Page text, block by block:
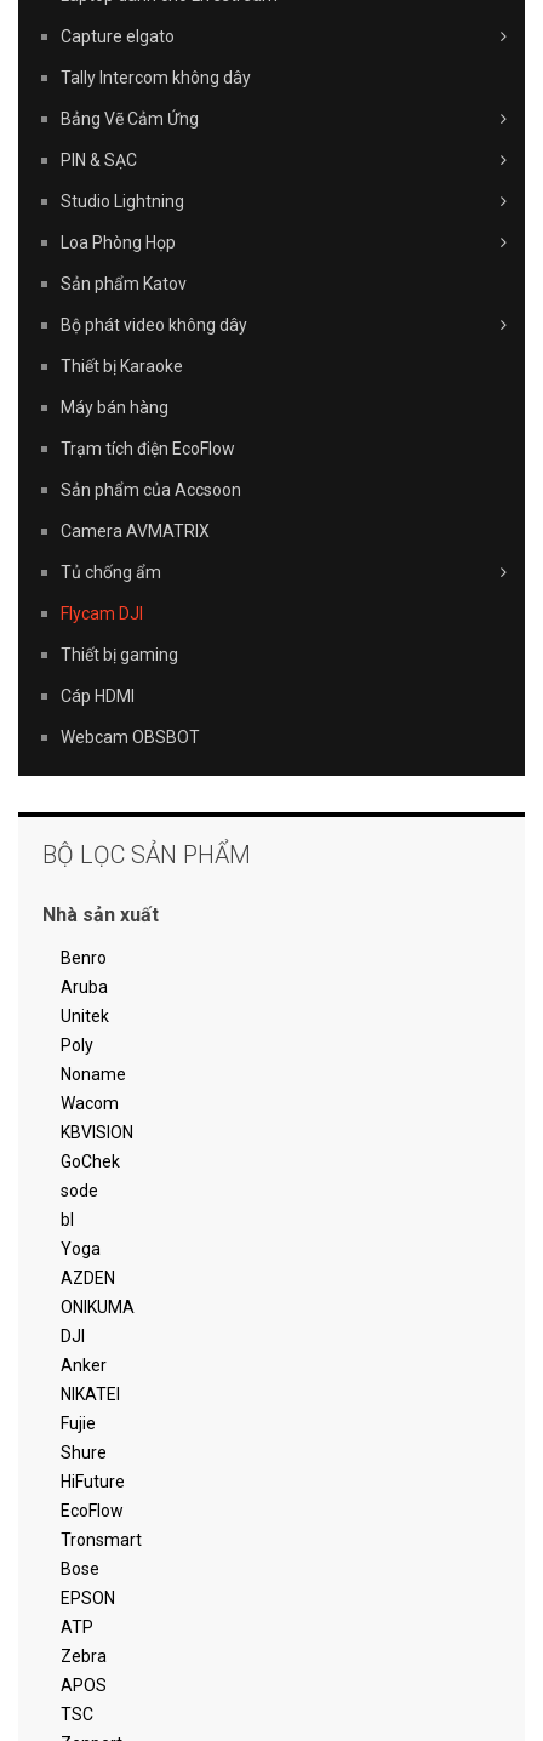
Capture elgato
Tally Intercom không dây
Bảng Vẽ Cảm Ứng
PIN & SẠC
Studio Lightning
Loa Phòng Họp
Sản phẩm Katov
Bộ phát video không dây
Thiết bị Karaoke
Máy bán hàng
Trạm tích điện EcoFlow
Sản phẩm của Accsoon
Camera AVMATRIX
Tủ chống ẩm
Flycam DJI
Thiết bị gaming
Cáp HDMI
Webcam OBSBOT
BỘ LỌC SẢN PHẨM
Nhà sản xuất
Benro
Aruba
Unitek
Poly
Noname
Wacom
KBVISION
GoChek
sode
bl
Yoga
AZDEN
ONIKUMA
DJI
Anker
NIKATEI
Fujie
Shure
HiFuture
EcoFlow
Tronsmart
Bose
EPSON
ATP
Zebra
APOS
TSC